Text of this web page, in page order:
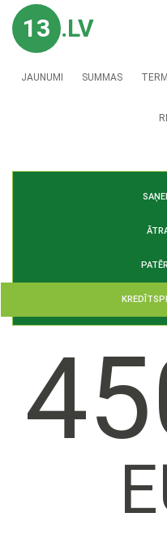
13 .LV
JAUNUMI SUMMAS